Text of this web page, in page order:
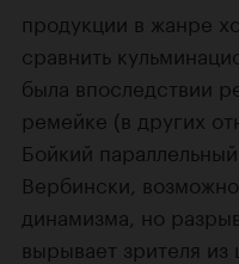
продукции в жанре
сравнить
была впоследствии
ремейке (в других
Бойкий
Вербински,
динамизма, но
вырывает зрителя